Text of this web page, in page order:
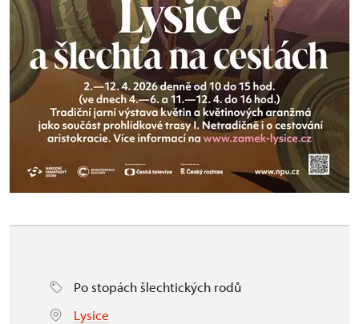
Po stopách šlechtických rodů
Lysice